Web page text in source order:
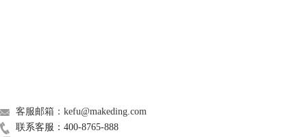
如果是内录音，需要点击软件控制面板录音按钮并在电脑上播放需要录制
的声音。此时在软件的工作窗口就会自动描绘音频的波纹，表示
客服邮箱：kefu@makeding.com
联系客服：400-8765-888